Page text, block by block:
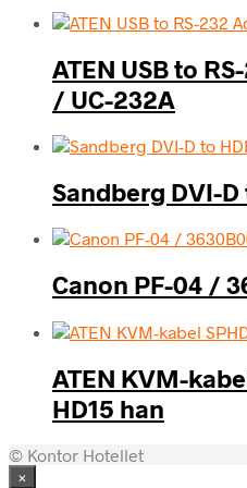
ATEN USB to
/ UC-232A
Sandberg DVI-
Canon PF-04 /
ATEN KVM-
HD15 han
© Kontor Hotellet
×